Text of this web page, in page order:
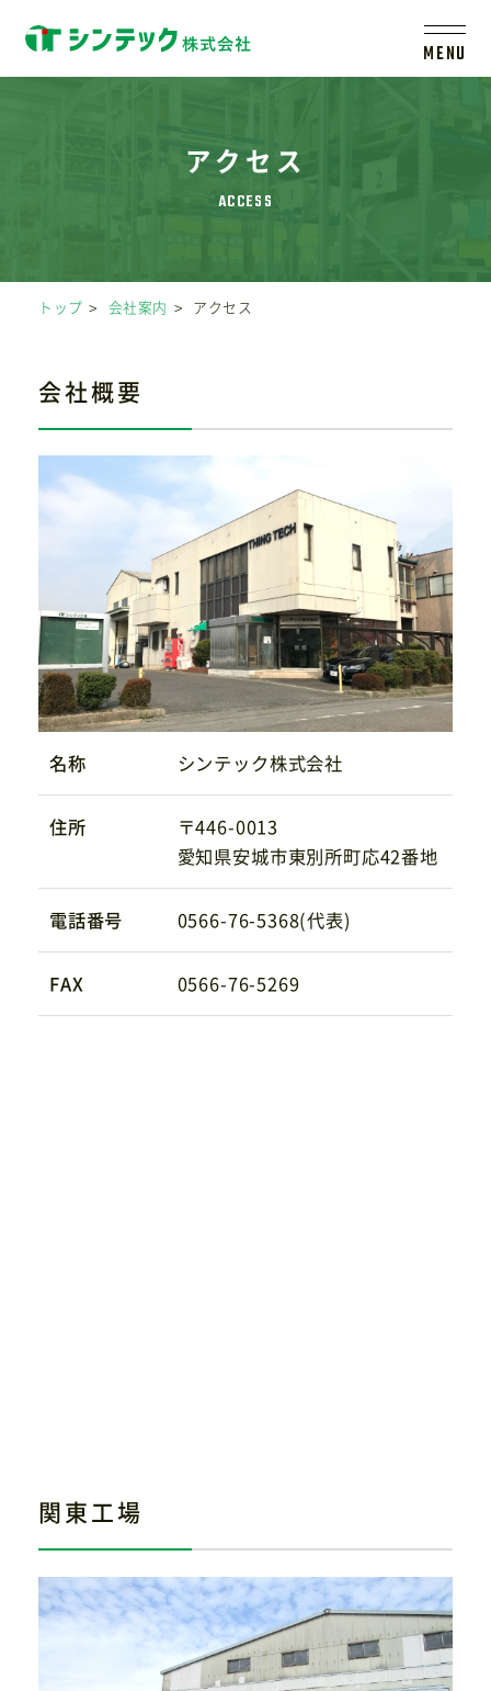
MENU
採用情報
レールシステムについて
プライバシーポリシー
CAD/PDFデータ お問い合わせ
シンテック公式Instagram
シンテック公式Youtubeチャンネル
アクセス
トップ 会社案内 アクセス
会社概要
名称 シンテック株式会社
住所
〒446-0013
愛知県安城市東別所町応42番地
電話番号 0566-76-5368(代表)
FAX 0566-76-5269
関東工場